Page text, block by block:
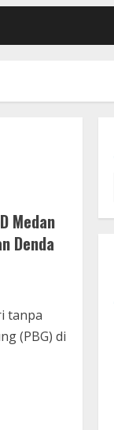
Medan
Denda
tanpa
(PBG) di